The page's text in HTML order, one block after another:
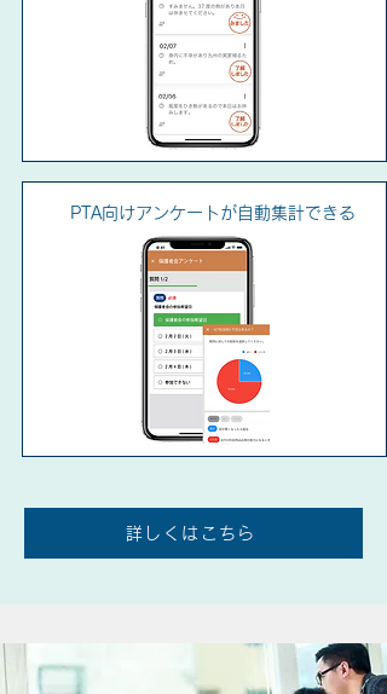
PTA向けアンケートが自動集計できる
詳しくはこちら